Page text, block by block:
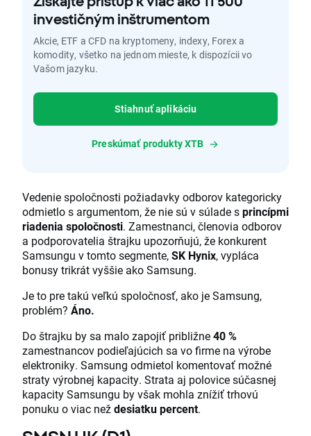
investičným inštrumentom
Akcie, ETF a CFD na kryptomeny, indexy, Forex a
komodity, všetko na jednom mieste, k dispozícii vo
Vašom jazyku.
Stiahnuť aplikáciu
Preskúmať produkty XTB
Vedenie spoločnosti požiadavky odborov kategoricky
odmietlo s argumentom, že nie sú v súlade sprincípmi
riadenia spoločnosti. Zamestnanci, členovia odborov
a podporovatelia štrajku upozorňujú, že konkurent
Samsungu v tomto segmente,SK Hynix, vypláca
bonusy trikrát vyššie ako Samsung.
Je to pre takú veľkú spoločnosť, ako je Samsung,
problém? Áno.
Do štrajku by sa malo zapojiť približne40 %
zamestnancov podieľajúcich sa vo firme na výrobe
elektroniky. Samsung odmietol komentovať možné
straty výrobnej kapacity. Strata aj polovice súčasnej
kapacity Samsungu by však mohla znížiť trhovú
ponuku o viac neždesiatku percent.